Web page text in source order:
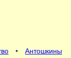
•
Антошкины